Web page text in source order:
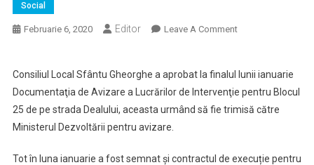
Social
Februarie 6, 2020 Editor Leave A CommentOn
Şi
Strada
Dealului
Lucrări
Consiliul Local Sfântu Gheorghe a aprobat la finalul lunii ianuarie
Documentaţia de Avizare a Lucrărilor de Intervenţie pentru Blocul
25 de pe strada Dealului, aceasta urmând să fie trimisă către
Ministerul Dezvoltării pentru avizare.
Tot în luna ianuarie a fost semnat şi contractul de execuție pentru